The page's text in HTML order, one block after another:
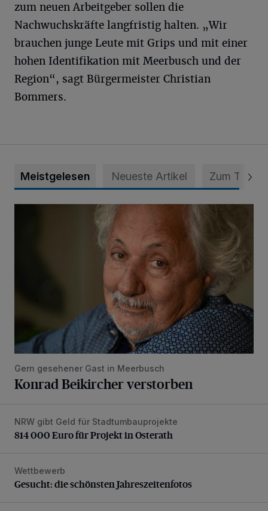
zum neuen Arbeitgeber sollen die
Nachwuchskräfte langfristig halten. „Wir
brauchen junge Leute mit Grips und mit einer
hohen Identifikation mit Meerbusch und der
Region“, sagt Bürgermeister Christian
Bommers.
Meistgelesen Neueste Artikel Zum Thema
Konrad Beikircher verstorben
Gern gesehener Gast in Meerbusch
Konrad Beikircher verstorben
814 000 Euro für Projekt in Osterath
NRW gibt Geld für Stadtumbauprojekte
814 000 Euro für Projekt in Osterath
Gesucht: die schönsten Jahreszeitenfotos
Wettbewerb
Gesucht: die schönsten Jahreszeitenfotos